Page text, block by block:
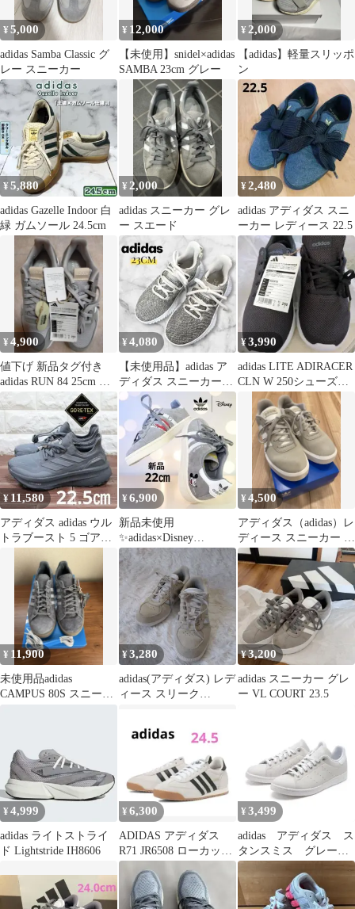
¥5,000
adidas Samba Classic グ
レー スニーカー
¥ 12,000
【未使用】snidel×adidas
SAMBA 23cm グレー
¥ 2,000
【adidas】軽量スリッポ
ン
¥5,880
adidas Gazelle Indoor 白
緑 ガムソール 24.5cm
¥ 2,000
adidas スニーカー グレ
ー スエード
¥2,480
adidas アディダス スニ
ーカー レディース 22.5
¥4,900
値下げ 新品タグ付き
adidas RUN 84 25cm ス
¥4,080
【未使用品】adidas ア
ディダス スニーカー
23cm
¥3,990
adidas LITE ADIRACER
CLN W 250シューズで
¥ 11,580
アディダス adidas ウル
トラブースト 5 ゴアテ
¥6,900
新品未使用
✨adidas×Disney
CAMPUS 22cmミッキー
コラボ人気
¥4,500
アディダス（adidas）レ
ディース スニーカー 厚
底 ライトグレー
¥ 11,900
未使用品adidas
CAMPUS 80S スニーカ
¥3,280
adidas(アディダス) レデ
ィース スリーク
¥3,200
adidas スニーカー グレ
ー VL COURT 23.5
¥4,999
adidas ライトストライ
ド Lightstride IH8606
¥ 6,300
ADIDAS アディダス
R71 JR6508 ローカット
スニーカー24.5
¥ 3,499
adidas アディダス ス
タンスミス グレー
ホワイト スニーカー